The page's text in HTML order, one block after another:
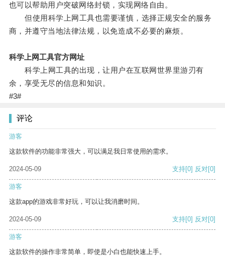
也可以帮助用户突破网络封锁，实现网络自由。
但使用科学上网工具也需要谨慎，选择正规安全的服务
商，并遵守当地法律法规，以免造成不必要的麻烦。
科学上网工具官方网址
科学上网工具的出现，让用户在互联网世界里游刃有
余，享受无尽的信息和知识。
#3#
评论
游客
这款软件的功能非常强大，可以满足我日常使用的需求。
2024-05-09 支持[0] 反对[0]
游客
这款app的游戏非常好玩，可以让我消磨时间。
2024-05-09 支持[0] 反对[0]
游客
这款软件的操作非常简单，即使是小白也能快速上手。